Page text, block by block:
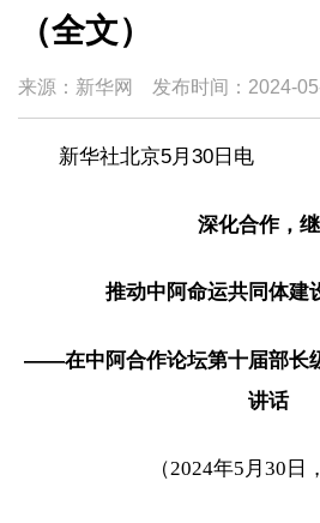
（全文）
来源：新华网 发布时间： 2024-
新华社北京5月30日电
深化合作，
推动中阿命运共同体建
——在中阿合作论坛第十届部长
讲话
（2024年5月30日